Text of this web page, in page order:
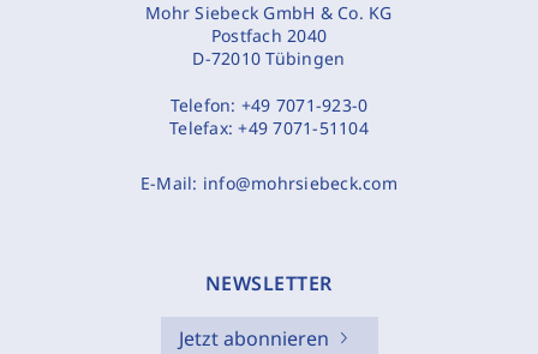
Mohr Siebeck GmbH & Co. KG
Postfach 2040
D-72010 Tübingen
Telefon: +49 7071-923-0
Telefax:+49 7071-51104
E-Mail: info@mohrsiebeck.com
NEWSLETTER
Jetzt abonnieren